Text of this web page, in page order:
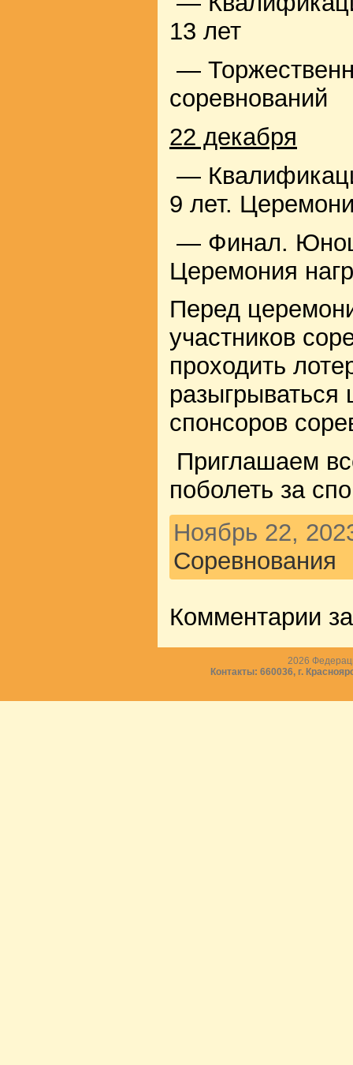
13 лет
—
соревнований
22 декабря
—
9 лет.
— Финал.
Церемония
Перед
участников
проходить
спонсоров
Приглашаем
поболеть за
Ноябрь 22,
Соревнования
Комментарии
2026
Контакты: 660036, г.